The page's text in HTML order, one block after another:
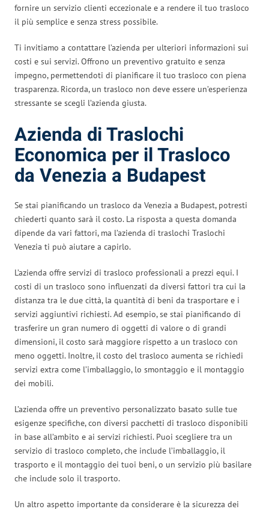
fornire un servizio clienti eccezionale e a rendere il tuo trasloco
il più semplice e senza stress possibile.
Ti invitiamo a contattare l’azienda per ulteriori informazioni sui
costi e sui servizi. Offrono un preventivo gratuito e senza
impegno, permettendoti di pianificare il tuo trasloco con piena
trasparenza. Ricorda, un trasloco non deve essere un’esperienza
stressante se scegli l’azienda giusta.
Azienda di Traslochi
Economica per il Trasloco
da Venezia a Budapest
Se stai pianificando un trasloco da Venezia a Budapest, potresti
chiederti quanto sarà il costo. La risposta a questa domanda
dipende da vari fattori, ma l’azienda di traslochi Traslochi
Venezia ti può aiutare a capirlo.
L’azienda offre servizi di trasloco professionali a prezzi equi. I
costi di un trasloco sono influenzati da diversi fattori tra cui la
distanza tra le due città, la quantità di beni da trasportare e i
servizi aggiuntivi richiesti. Ad esempio, se stai pianificando di
trasferire un gran numero di oggetti di valore o di grandi
dimensioni, il costo sarà maggiore rispetto a un trasloco con
meno oggetti. Inoltre, il costo del trasloco aumenta se richiedi
servizi extra come l’imballaggio, lo smontaggio e il montaggio
dei mobili.
L’azienda offre un preventivo personalizzato basato sulle tue
esigenze specifiche, con diversi pacchetti di trasloco disponibili
in base all’ambito e ai servizi richiesti. Puoi scegliere tra un
servizio di trasloco completo, che include l’imballaggio, il
trasporto e il montaggio dei tuoi beni, o un servizio più basilare
che include solo il trasporto.
Un altro aspetto importante da considerare è la sicurezza dei